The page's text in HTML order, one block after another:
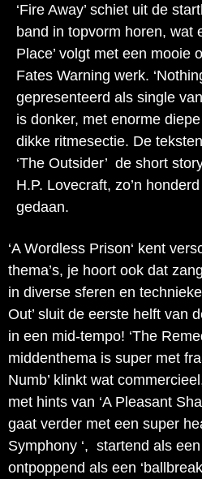
‘Fire Away’ schiet uit de
band in topvorm horen, wat
Place’ volgt met een mooie
Fates Warning werk.
gepresenteerd als single
is donker, met enorme
dikke ritmesectie. De
‘The Outsider’ de short
H.P. Lovecraft, zo’n
gedaan.
‘A Wordless Prison‘ kent
thema’s, je hoort ook dat
in diverse sferen en
Out’ sluit de eerste helft van
in een mid-tempo! ‘The
middenthema is super met
Numb’ klinkt wat
met hints van ‘A Pleasant
gaat verder met een super
Symphony ‘, startend als
ontpoppend als een